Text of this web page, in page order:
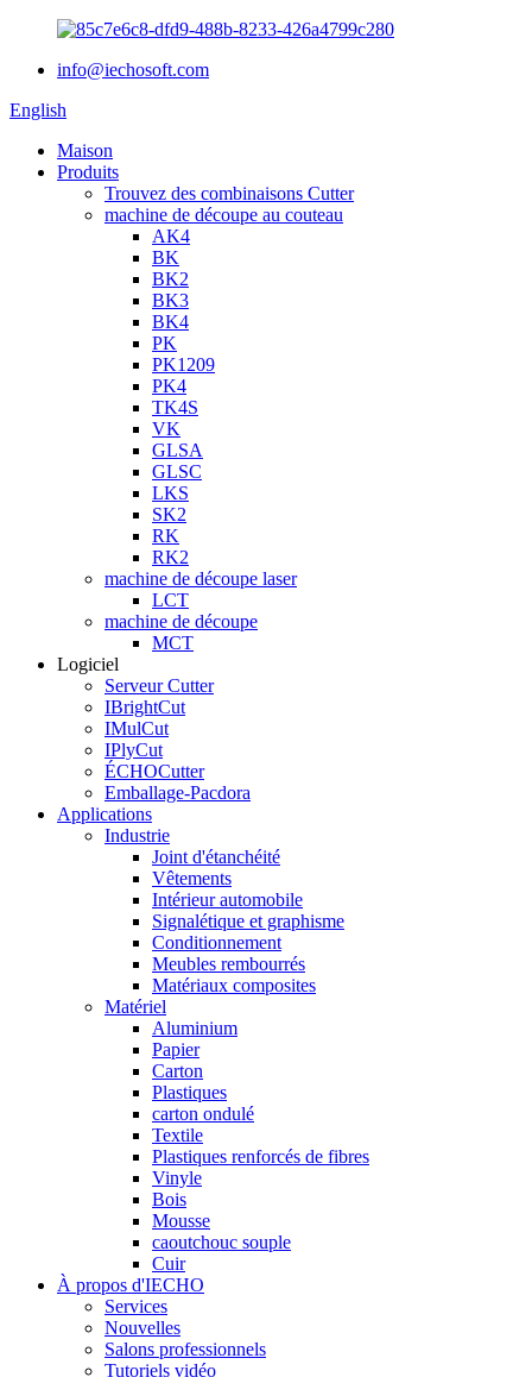
info@iechosoft.com
English
Maison
Produits
Trouvez des combinaisons Cutter
machine de découpe au couteau
AK4
BK
BK2
BK3
BK4
PK
PK1209
PK4
TK4S
VK
GLSA
GLSC
LKS
SK2
RK
RK2
machine de découpe laser
LCT
machine de découpe
MCT
Logiciel
Serveur Cutter
IBrightCut
IMulCut
IPlyCut
ÉCHOCutter
Emballage-Pacdora
Applications
Industrie
Joint d'étanchéité
Vêtements
Intérieur automobile
Signalétique et graphisme
Conditionnement
Meubles rembourrés
Matériaux composites
Matériel
Aluminium
Papier
Carton
Plastiques
carton ondulé
Textile
Plastiques renforcés de fibres
Vinyle
Bois
Mousse
caoutchouc souple
Cuir
À propos d'IECHO
Services
Nouvelles
Salons professionnels
Tutoriels vidéo